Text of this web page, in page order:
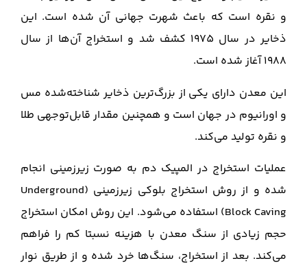
و نقره است که باعث شهرت جهانی آن شده است. این
ذخایر در سال 1975 کشف شد و استخراج آن‌ها از سال
1988 آغاز شده است.
این معدن دارای یکی از بزرگ‌ترین ذخایر شناخته‌شده مس
و اورانیوم در جهان است و همچنین مقدار قابل‌توجهی طلا
و نقره تولید می‌کند.
عملیات استخراج در المپیک دم به صورت زیرزمینی انجام
شده و از روش استخراج بلوکی زیرزمینی (Underground
Block Caving) استفاده می‌شود. این روش امکان استخراج
حجم زیادی از سنگ معدن با هزینه نسبتا کم را فراهم
می‌کند. بعد از استخراج، سنگ‌ها خرد شده و از طریق نوار